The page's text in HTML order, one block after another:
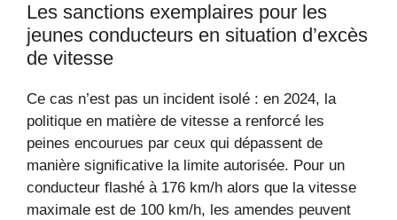
Les sanctions exemplaires pour les
jeunes conducteurs en situation d’excès
de vitesse
Ce cas n’est pas un incident isolé : en 2024, la
politique en matière de vitesse a renforcé les
peines encourues par ceux qui dépassent de
manière significative la limite autorisée. Pour un
conducteur flashé à 176 km/h alors que la vitesse
maximale est de 100 km/h, les amendes peuvent